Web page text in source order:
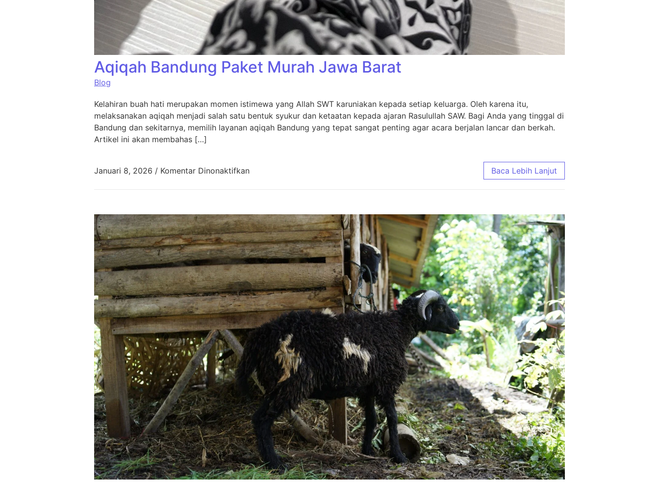
Aqiqah Bandung Paket Murah Jawa Barat
Blog
Kelahiran buah hati merupakan momen istimewa yang Allah SWT karuniakan kepada setiap keluarga. Oleh karena itu,
melaksanakan aqiqah menjadi salah satu bentuk syukur dan ketaatan kepada ajaran Rasulullah SAW. Bagi Anda yang tinggal di
Bandung dan sekitarnya, memilih layanan aqiqah Bandung yang tepat sangat penting agar acara berjalan lancar dan berkah.
Artikel ini akan membahas […]
Januari 8, 2026 / Komentar Dinonaktifkanpada Aqiqah Bandung Paket Murah Jawa Barat Baca Lebih Lanjut